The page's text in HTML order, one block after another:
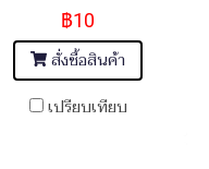
฿10
สั่งซื้อสินค้า
เปรียบเทียบ